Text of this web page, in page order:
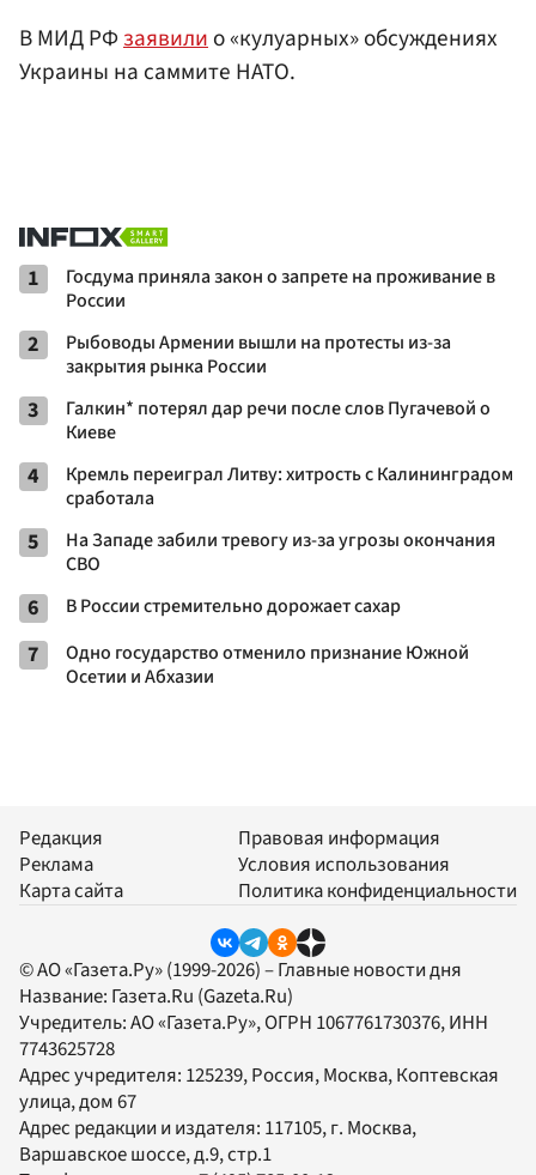
В МИД РФзаявилио «кулуарных» обсуждениях
Украины на саммите НАТО.
1
Госдума приняла закон о запрете на проживание в
России
2
Рыбоводы Армении вышли на протесты из-за
закрытия рынка России
3
Галкин* потерял дар речи после слов Пугачевой о
Киеве
4
Кремль переиграл Литву: хитрость с Калининградом
сработала
5
На Западе забили тревогу из-за угрозы окончания
СВО
6 В России стремительно дорожает сахар
7
Одно государство отменило признание Южной
Осетии и Абхазии
Редакция
Реклама
Карта сайта
Правовая информация
Условия использования
Политика конфиденциальности
© АО «Газета.Ру» (1999-2026) – Главные новости дня
Название: Газета.Ru (Gazeta.Ru)
Учредитель:АО «Газета.Ру», ОГРН 1067761730376, ИНН
7743625728
Адрес учредителя: 125239, Россия, Москва, Коптевская
улица, дом 67
Адрес редакции и издателя: 117105, г. Москва,
Варшавское шоссе, д.9, стр.1